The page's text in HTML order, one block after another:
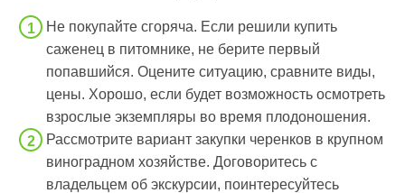
Не покупайте сгоряча. Если решили купить
саженец в питомнике, не берите первый
попавшийся. Оцените ситуацию, сравните виды,
цены. Хорошо, если будет возможность осмотреть
взрослые экземпляры во время плодоношения.
Рассмотрите вариант закупки черенков в крупном
виноградном хозяйстве. Договоритесь с
владельцем об экскурсии, поинтересуйтесь